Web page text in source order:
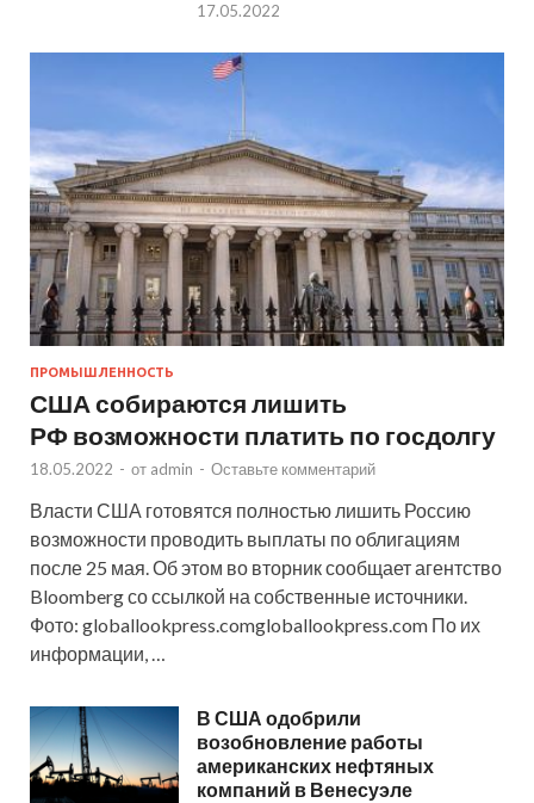
17.05.2022
ПРОМЫШЛЕННОСТЬ
США собираются лишить
РФ возможности платить по госдолгу
18.05.2022 - от admin - Оставьте комментарий
Власти США готовятся полностью лишить Россию
возможности проводить выплаты по облигациям
после 25 мая. Об этом во вторник сообщает агентство
Bloomberg со ссылкой на собственные источники.
Фото: globallookpress.comgloballookpress.com По их
информации, …
В США одобрили
возобновление работы
американских нефтяных
компаний в Венесуэле